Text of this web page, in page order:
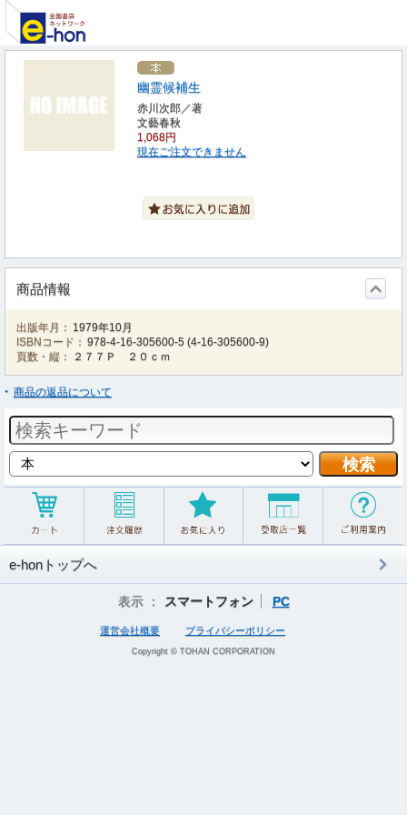
幽霊候補生
赤川次郎／著
文藝春秋
1,068円
現在ご注文できません
商品情報
出版年月： 1979年10月
ISBNコード： 978-4-16-305600-5 (4-16-305600-9)
頁数・縦：
２７７Ｐ ２０ｃｍ
商品の返品について
e-honトップへ
表示 ： スマートフォン PC
運営会社概要 プライバシーポリシー
Copyright © TOHAN CORPORATION